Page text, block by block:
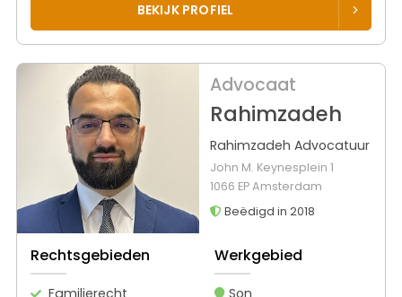
BEKIJK PROFIEL
Advocaat
Rahimzadeh
Rahimzadeh Advocatuur
John M. Keynesplein 1
1066 EP Amsterdam
Beëdigd in 2018
Rechtsgebieden Werkgebied